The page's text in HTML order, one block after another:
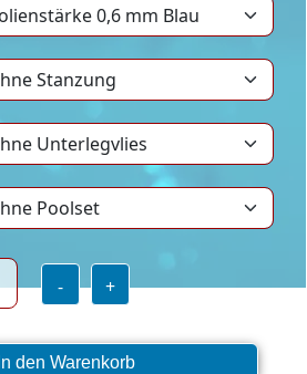
- +
In den Warenkorb